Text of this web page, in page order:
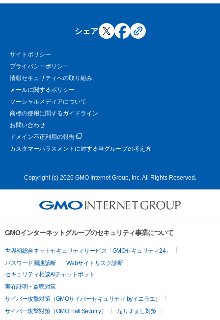
シェア
サイトポリシー
プライバシーポリシー
情報セキュリティへの取り組み
メールに関するポリシー
ソーシャルメディアについて
商標の使用に関するガイドライン
お問い合わせ
ドメイン不正利用の報告
カスタマーハラスメントに対する当グループの考え方
Copyright (c) 2026 GMO Internet Group, Inc. All Rights Reserved.
GMOインターネットグループのセキュリティ事業について
世界初総合ネットセキュリティサービス「GMOセキュリティ24」
パスワード漏洩診断
Webサイトリスク診断
セキュリティ相談AIチャットボット
実在証明・盗聴対策
サイバー攻撃対策（GMOサイバーセキュリティ byイエラエ）
サイバー攻撃対策（GMO Flatt Security）
なりすまし対策